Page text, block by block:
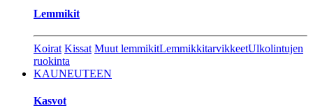
Lemmikit
Koirat Kissat Muut lemmikitLemmikkitarvikkeetUlkolintujen
ruokinta
KAUNEUTEEN
Kasvot